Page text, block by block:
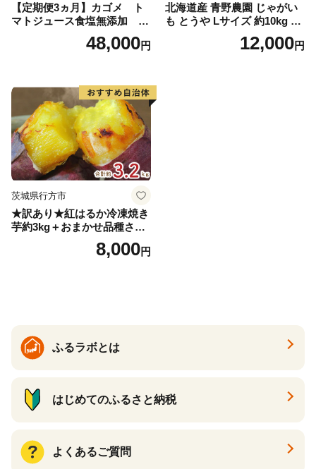
【定期便3ヵ月】カゴメ ト
マトジュース食塩無添加 72
0ml PET×15本 1ケース 毎月
届く 3ヵ月 3回コース ns001-
48,000円
北海道産 青野農園 じゃがい
も とうや Lサイズ 約10kg 20
26年10月初旬～12月下旬頃お
届け 先行予約 北海道 ジャガ
12,000円
茨城県行方市
★訳あり★紅はるか冷凍焼き
芋約3kg＋おまかせ品種さつ
まいも 合計約3.2kg｜さつ
まいも サツマイモ さつま芋
8,000円
ふるラボとは
はじめてのふるさと納税
よくあるご質問